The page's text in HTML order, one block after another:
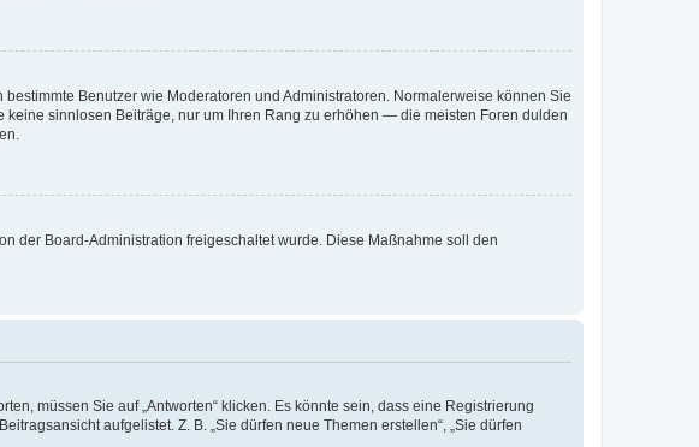
Benutzer wie Moderatoren und Administratoren. Normalerweise können Sie
sinnlosen Beiträge, nur um Ihren Rang zu erhöhen — die meisten Foren dulden
der Board-Administration freigeschaltet wurde. Diese Maßnahme soll den
müssen Sie auf „Antworten“ klicken. Es könnte sein, dass eine Registrierung
aufgelistet. Z. B. „Sie dürfen neue Themen erstellen“, „Sie dürfen